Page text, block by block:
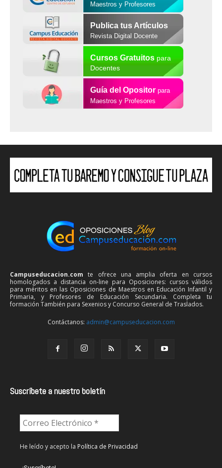
Maestros y Profesores
Publica tus Artículos
Revista Digital Docente
Cursos Gratuitospara
Docentes
Guía del Opositor para
Maestros y Profesores
Campuseducacion.com te ofrece una amplia oferta en cursos
homologados a distancia on-line para Oposiciones: cursos válidos
para méritos en las Oposiciones de Maestros en Educación Infantil y
Primaria, y Profesores de Educación Secundaria. Completa tu
formación También para Sexenios y Concurso General de Traslados.
Contáctanos: admin@campuseducacion.com
Suscríbete a nuestro boletín
He leído y acepto la Política de Privacidad